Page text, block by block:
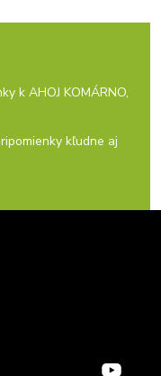
k AHOJ KOMÁRNO,
kľudne aj